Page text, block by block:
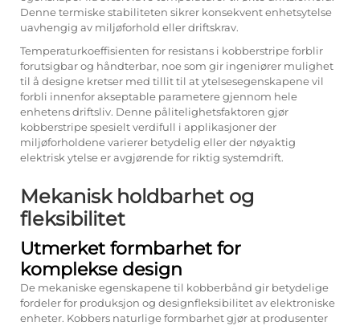
Denne termiske stabiliteten sikrer konsekvent enhetsytelse
uavhengig av miljøforhold eller driftskrav.
Temperaturkoeffisienten for resistans i kobberstripe forblir
forutsigbar og håndterbar, noe som gir ingeniører mulighet
til å designe kretser med tillit til at ytelsesegenskapene vil
forbli innenfor akseptable parametere gjennom hele
enhetens driftsliv. Denne pålitelighetsfaktoren gjør
kobberstripe spesielt verdifull i applikasjoner der
miljøforholdene varierer betydelig eller der nøyaktig
elektrisk ytelse er avgjørende for riktig systemdrift.
Mekanisk holdbarhet og
fleksibilitet
Utmerket formbarhet for
komplekse design
De mekaniske egenskapene til kobberbånd gir betydelige
fordeler for produksjon og designfleksibilitet av elektroniske
enheter. Kobbers naturlige formbarhet gjør at produsenter